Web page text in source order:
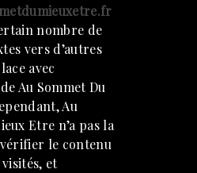
nombre de
vers d’autres
avec
Au Sommet Du
Au
Etre n’a pas la
le contenu
et